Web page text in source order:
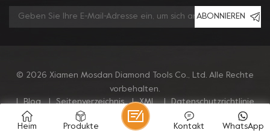
ABONNIEREN
© 2026 Xiamen Mosdan Diamond Tools Co., Ltd. Alle Rechte
vorbehalten.
|
Blog | Seitenverzeichnis | XML | Datenschutzrichtlinie
Heim Produkte WhatsApp
Kontakt